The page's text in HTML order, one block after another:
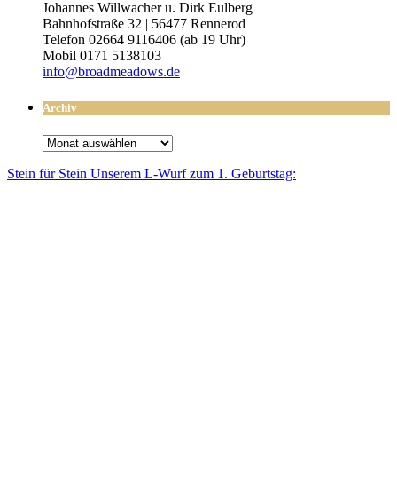
Johannes Willwacher u. Dirk Eulberg
Bahnhofstraße 32 | 56477 Rennerod
Telefon 02664 9116406 (ab 19 Uhr)
Mobil 0171 5138103
info@broadmeadows.de
Archiv
Archiv
Stein für Stein Unse­rem L-Wurf zum 1. Geburtstag: